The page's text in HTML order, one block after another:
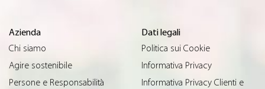
Azienda
Chi siamo
Agire sostenibile
Persone e Responsabilità
Dati legali
Politica sui Cookie
Informativa Privacy
Informativa Privacy Clienti e